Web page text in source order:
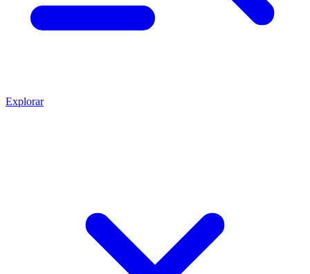
Explorar